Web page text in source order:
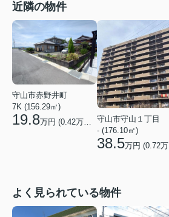
近隣の物件
守山市赤野井町
7K (156.29㎡)
19.8万円 (0.42万円/坪)
守山市守山１丁目
- (176.10㎡)
38.5万円 (0.72万円/坪)
よく見られている物件